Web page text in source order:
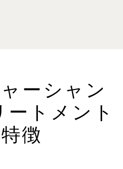
ーシャン
トメント
徴